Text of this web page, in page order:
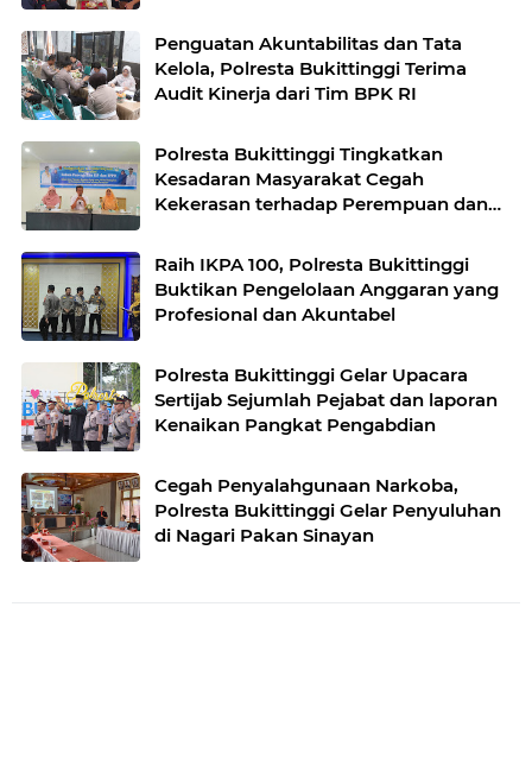
Penguatan Akuntabilitas dan Tata
Kelola, Polresta Bukittinggi Terima
Audit Kinerja dari Tim BPK RI
Polresta Bukittinggi Tingkatkan
Kesadaran Masyarakat Cegah
Kekerasan terhadap Perempuan dan
Raih IKPA 100, Polresta Bukittinggi
Buktikan Pengelolaan Anggaran yang
Profesional dan Akuntabel
Polresta Bukittinggi Gelar Upacara
Sertijab Sejumlah Pejabat dan laporan
Kenaikan Pangkat Pengabdian
Cegah Penyalahgunaan Narkoba,
Polresta Bukittinggi Gelar Penyuluhan
di Nagari Pakan Sinayan